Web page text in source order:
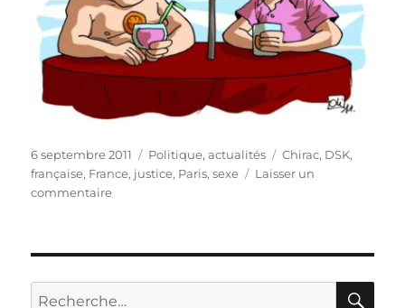
Publié
le
6 septembre 2011 Catégories
Politique, actualités Étiquettes
Chirac, DSK,
française, France, justice, Paris,sexe
Laisser un
commentairesur
!
Recherche